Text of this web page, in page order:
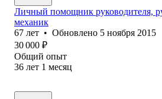
Личный помощник руководителя,
механик
67 лет • Обновлено 5 ноября 2015
30 000 ₽
Общий опыт
36 лет 1 месяц